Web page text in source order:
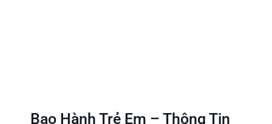
Bạo Hành Trẻ Em – Thông Tin